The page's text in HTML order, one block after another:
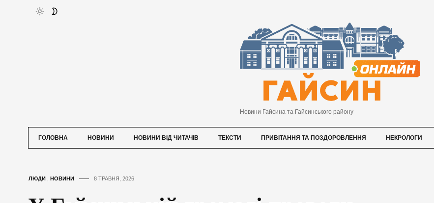
Новини Гайсина та Гайсинського району
ГОЛОВНА НОВИНИ НОВИНИ ВІД ЧИТАЧІВ ТЕКСТИ ПРИВІТАННЯ ТА ПОЗДОРОВЛЕННЯ НЕКРОЛОГИ
ЛЮДИ НОВИНИ 8 ТРАВНЯ, 2026